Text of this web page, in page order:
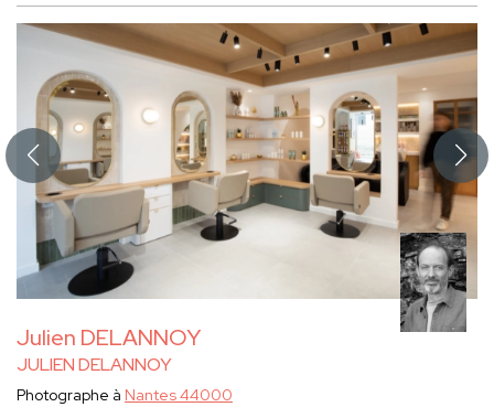
Julien DELANNOY
JULIEN DELANNOY
Photographe à Nantes 44000